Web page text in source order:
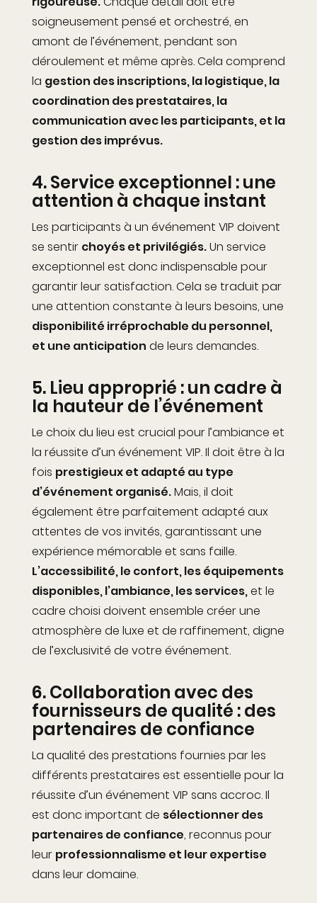
soigneusement pensé et orchestré, en
amont de l’événement, pendant son
déroulement et même après. Cela comprend
la gestion des inscriptions, la logistique, la
coordination des prestataires, la
communication avec les participants, et la
gestion des imprévus.
4. Service exceptionnel : une
attention à chaque instant
Les participants à un événement VIP doivent
se sentir choyés et privilégiés.Un service
exceptionnel est donc indispensable pour
garantir leur satisfaction. Cela se traduit par
une attention constante à leurs besoins, une
disponibilité irréprochable du personnel,
et une anticipation de leurs demandes.
5. Lieu approprié : un cadre à
la hauteur de l’événement
Le choix du lieu est crucial pour l’ambiance et
la réussite d’un événement VIP. Il doit être à la
fois prestigieux et adapté au type
d’événement organisé.Mais, il doit
également être parfaitement adaptéaux
attentes de vos invités, garantissant une
expérience mémorable et sans faille.
L’accessibilité, le confort, les équipements
disponibles, l’ambiance, les services,et le
cadre choisi doivent ensemble créer une
atmosphère de luxe et de raffinement, digne
de l’exclusivité de votre événement.
6.Collaboration avec des
fournisseurs de qualité : des
partenaires de confiance
La qualité des prestations fournies par les
différents prestataires est essentielle pour la
réussite d’un événement VIP sans accroc.Il
est donc important de sélectionner des
partenaires de confiance, reconnus pour
leur professionnalisme et leur expertise
dans leur domaine.